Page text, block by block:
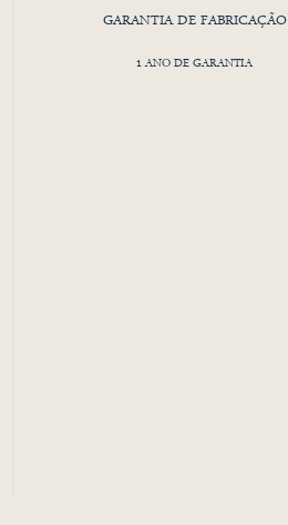
GARANTIA DE FABRICAÇÃO
1 ANO DE GARANTIA